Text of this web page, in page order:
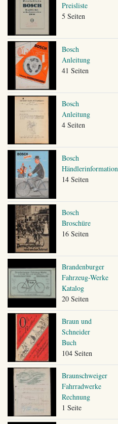
Preisliste
5 Seiten
Bosch
Anleitung
41 Seiten
Bosch
Anleitung
4 Seiten
Bosch
Händlerinformation
14 Seiten
Bosch
Broschüre
16 Seiten
Brandenburger
Fahrzeug-Werke
Katalog
20 Seiten
Braun und
Schneider
Buch
104 Seiten
Braunschweiger
Fahrradwerke
Rechnung
1 Seite